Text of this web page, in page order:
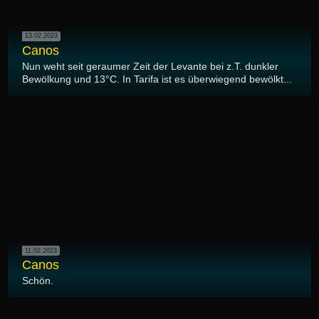
13.02.2023
Canos
Nun weht seit geraumer Zeit der Levante bei z.T. dunkler
Bewölkung und 13°C. In Tarifa ist es überwiegend bewölkt...
11.02.2023
Canos
Schön.